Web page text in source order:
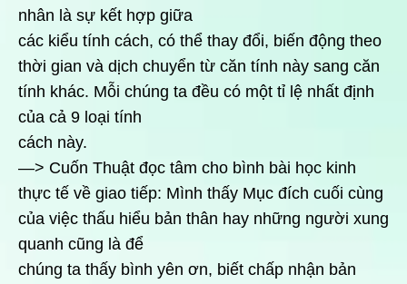
nhân là sự kết hợp giữa
các kiểu tính cách, có thể thay đổi, biến động theo
thời gian và dịch chuyển từ căn tính này sang căn
tính khác. Mỗi chúng ta đều có một tỉ lệ nhất định
của cả 9 loại tính
cách này.
—> Cuốn Thuật đọc tâm cho bình bài học kinh
thực tế về giao tiếp: Mình thấy Mục đích cuối cùng
của việc thấu hiểu bản thân hay những người xung
quanh cũng là để
chúng ta thấy bình yên ơn, biết chấp nhận bản